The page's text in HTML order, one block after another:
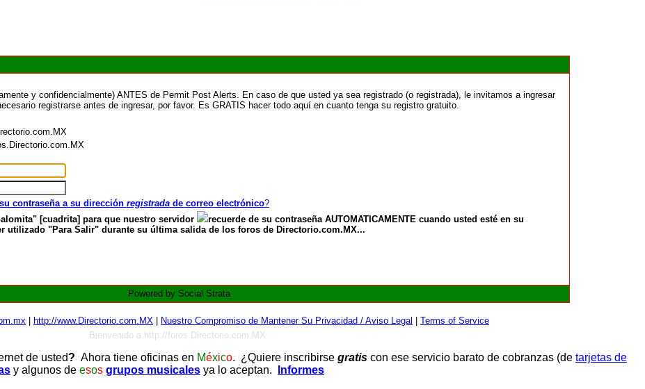
y confidencialmente) ANTES de Permit Post Alerts. En caso de que usted ya sea registrado (o registrada), le invitamos a ingresar
registrarse antes de ingresar, por favor. Es GRATIS hacer todo aquí en cuanto tenga su registro gratuito.
contraseña a su dirección registradade correo electrónico?
[cuadrita] para que nuestro servidor
recuerde de su contraseña AUTOMATICAMENTE cuando usted esté en su
utilizado "Para Salir" durante su última salida de los foros de Directorio.com.MX...
Powered by Social Strata
http://www.Directorio.com.MX Nuestro Compromiso de Mantener Su Privacidad / Aviso Legal
Terms of Service
Bienvenido a http://foros.Directorio.com.MX
de usted? Ahora tiene oficinas en México. ¿Quiere inscribirse gratis con ese servicio barato de cobranzas (de tarjetas de
y algunos de esos grupos musicales ya lo aceptan.
Informes